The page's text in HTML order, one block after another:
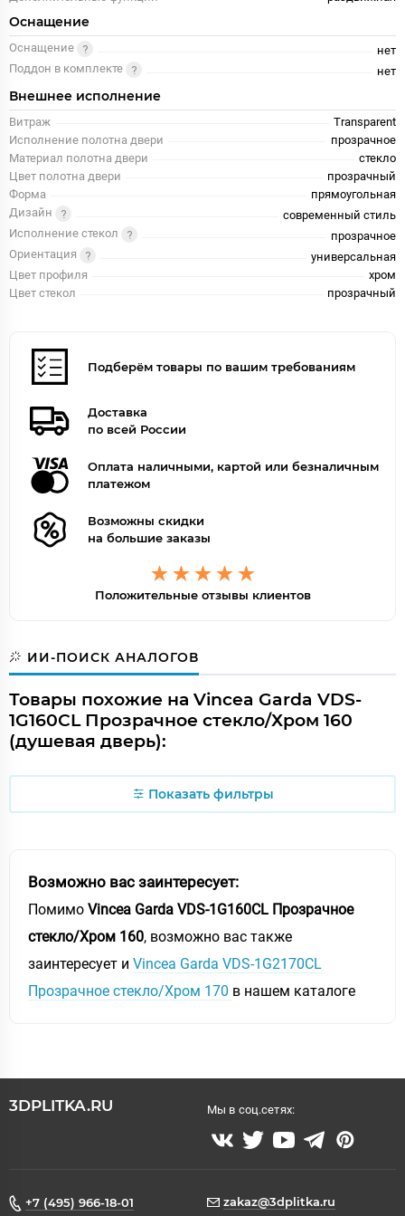
Оснащение
Оснащение
нет
Поддон в комплекте
нет
Внешнее исполнение
Витраж
Transparent
Исполнение полотна двери
прозрачное
Материал полотна двери
стекло
Цвет полотна двери
прозрачный
Форма
прямоугольная
Дизайн
современный стиль
Исполнение стекол
прозрачное
Ориентация
универсальная
Цвет профиля
хром
Цвет стекол
прозрачный
Подберём товары по вашим требованиям
Доставка
по всей России
Оплата наличными, картой или безналичным
платежом
Возможны скидки
на большие заказы
Положительные отзывы клиентов
ИИ-ПОИСК АНАЛОГОВ
Товары похожие на Vincea Garda VDS-
1G160CL Прозрачное стекло/Хром 160
(душевая дверь):
Показать фильтры
Возможно вас заинтересует:
Помимо Vincea Garda VDS-1G160CL Прозрачное
стекло/Хром 160, возможно вас также
заинтересует и Vincea Garda VDS-1G2170CL
Прозрачное стекло/Хром 170 в нашем каталоге
3DPLITKA.RU Мы в соц.сетях:
+7 (495) 966-18-01 zakaz@3dplitka.ru